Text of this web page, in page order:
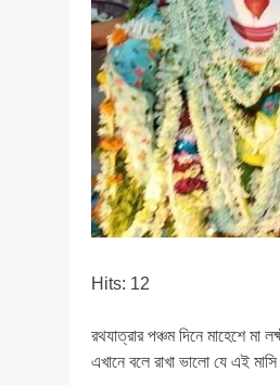
Hits: 12
রথযাত্রার পঞ্চম দিনে মাহেশে
এখানে বলে রাখা ভালো যে এই